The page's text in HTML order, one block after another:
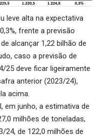
leve alta na expectativa
frente a previsão
alcançar 1,22 bilhão de
caso a previsão de
25 deve ficar ligeiramente
anterior (2023/24),
acima.
em junho, a estimativa de
milhões de toneladas,
24, de 122,0 milhões de